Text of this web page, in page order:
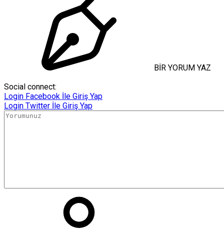
BİR YORUM YAZ
Social connect:
Login Facebook İle Giriş Yap
Login Twitter İle Giriş Yap